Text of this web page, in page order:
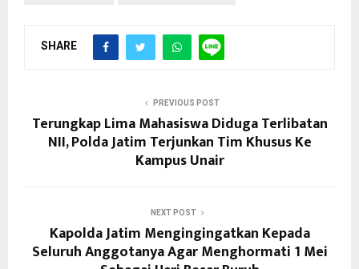
SHARE
PREVIOUS POST
Terungkap Lima Mahasiswa Diduga Terlibatan
NII, Polda Jatim Terjunkan Tim Khusus Ke
Kampus Unair
NEXT POST
Kapolda Jatim Mengingingatkan Kepada
Seluruh Anggotanya Agar Menghormati 1 Mei